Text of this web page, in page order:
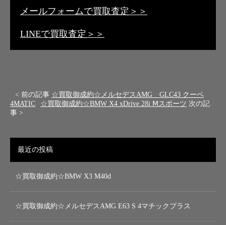
メールフォームで買取査定＞＞
LINEで買取査定＞＞
< 前の記事 ☆買取御成約☆メルセデスAMG GLC43 クーペ
4MATIC
☆買取御成約☆BMW X4 xDrive 28i Ⅿスポーツ 次の記
事 >
最近の投稿
☆買取御成約☆BMW X3 M40d
☆買取御成約☆メルセデスAMG E63 S 4マチックプラス